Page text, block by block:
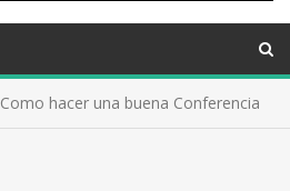
Como hacer una buena Conferencia